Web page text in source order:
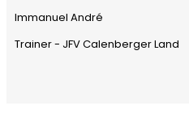
Immanuel André
Trainer - JFV Calenberger Land